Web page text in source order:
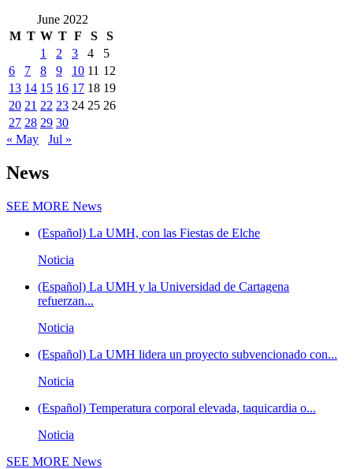
June 2022
M T W T F S
S
1
2 3 4
5
6
7 8 9 10 11 12
13 14 15 16 17 18 19
20 21 22 23 24 25 26
27 28 29 30
« May
Jul »
News
SEE MORE News
(Español) La UMH, con las Fiestas de Elche
Noticia
(Español) La UMH y la Universidad de Cartagena
refuerzan...
Noticia
(Español) La UMH lidera un proyecto subvencionado con...
Noticia
(Español) Temperatura corporal elevada, taquicardia o...
Noticia
SEE MORE News